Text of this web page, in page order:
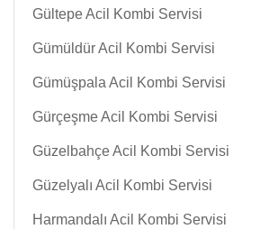
Gültepe Acil Kombi Servisi
Gümüldür Acil Kombi Servisi
Gümüşpala Acil Kombi Servisi
Gürçeşme Acil Kombi Servisi
Güzelbahçe Acil Kombi Servisi
Güzelyalı Acil Kombi Servisi
Harmandalı Acil Kombi Servisi